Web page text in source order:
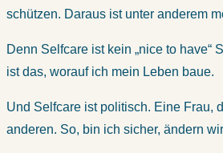
schützen. Daraus ist unter anderem
Denn Selfcare ist kein „nice to
ist das, worauf ich mein Leben baue.
Und Selfcare ist politisch. Eine Frau,
anderen. So, bin ich sicher, ändern